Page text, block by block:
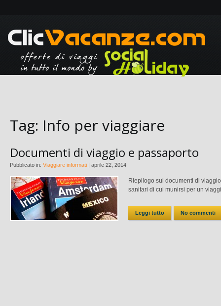
Tag: Info per viaggiare
Documenti di viaggio e passaporto
Pubblicato in: Viaggiare informati | aprile 22, 2014
Riepilogo sui documenti di
sanitari di cui munirsi per un
Leggi tutto No commenti